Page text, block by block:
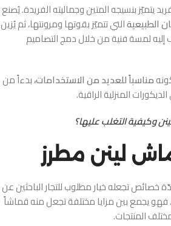
يتميّز بنسيجه المتين وجماليته الفريدة. يُصنع
الطبيعيةالتي تتميّز بقوتها ومرونتها، ثم يُزين
لمسة فنية من خلال دمج التصاميم
مناسباً للعديد من الاستخدامات،بدءاً من
المنزلية الراقية.
وكيفية التغلب عليها؟
لينن مطرز
خصائص تجعله خيار مطلوب للتجار الباحثين عن
فهو يجمع بين مزايا مختلفة تجعل منه قماشاً
المنتجات.